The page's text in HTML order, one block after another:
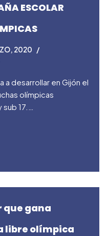
ESCOLAR
2020
a desarrollar en Gijón el
olímpicas
17.…
que gana
libre olímpica